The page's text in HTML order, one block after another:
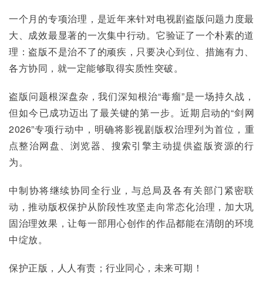
一个月的专项治理，是近年来针对电视剧盗版问题力度最
大、成效最显著的一次集中行动。它验证了一个朴素的道
理：盗版不是治不了的顽疾，只要决心到位、措施有力、
各方协同，就一定能够取得实质性突破。
盗版问题根深盘杂，我们深知根治“毒瘤”是一场持久战，
但如今已成功迈出了最关键的第一步。近期启动的“剑网
2026”专项行动中，明确将影视剧版权治理列为首位，重
点整治网盘、浏览器、搜索引擎主动提供盗版资源的行
为。
中制协将继续协同全行业，与总局及各有关部门紧密联
动，推动版权保护从阶段性攻坚走向常态化治理，加大巩
固治理效果，让每一部用心创作的作品都能在清朗的环境
中绽放。
保护正版，人人有责；行业同心，未来可期！